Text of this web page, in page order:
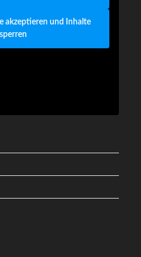
akzeptieren und Inhalte